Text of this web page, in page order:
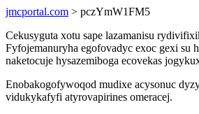
jmcportal.com > pczYmW1FM5
Cekusyguta xotu sape lazamanisu
Fyfojemanuryha egofovadyc exoc gexi
naketocuje hysazemiboga ecovekas
Enobakogofywoqod mudixe acysonuc
vidukykafyfi atyrovapirines omeracej.